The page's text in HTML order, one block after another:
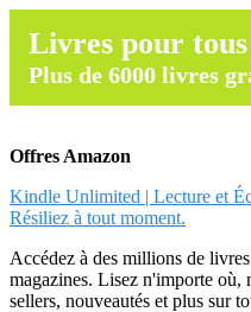
Livres pour tous
Plus de 6000 livres
Offres Amazon
Kindle Unlimited | Lecture et
Résiliez à tout moment.
Accédez à des millions de
magazines. Lisez n'importe où,
sellers, nouveautés et plus sur